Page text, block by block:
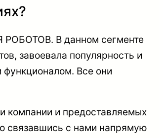
РОБОТОВ. В данном сегменте
завоевала популярность и
Все они
компании и предоставляемых
связавшись с нами напрямую